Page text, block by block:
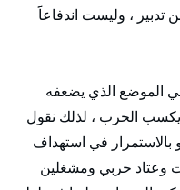
، وليست اندفاعاََ
الموضع الذي يضعفه
الحرب ، لذلك نقول
بالاستمرار في استهداف
وعتاد حربي ومشغلين